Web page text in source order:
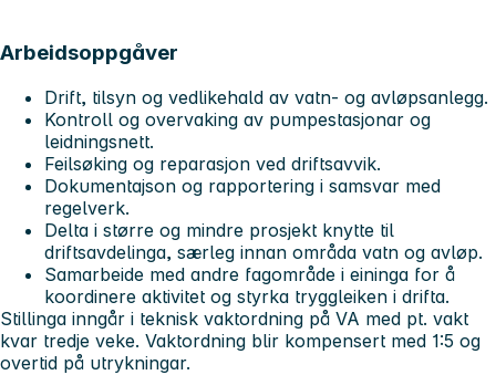
Arbeidsoppgåver
Drift, tilsyn og vedlikehald av vatn- og avløpsanlegg.
Kontroll og overvaking av pumpestasjonar og
leidningsnett.
Feilsøking og reparasjon ved driftsavvik.
Dokumentajson og rapportering i samsvar med
regelverk.
Delta i større og mindre prosjekt knytte til
driftsavdelinga, særleg innan områda vatn og avløp.
Samarbeide med andre fagområde i eininga for å
koordinere aktivitet og styrka tryggleiken i drifta.
Stillinga inngår i teknisk vaktordning på VA med pt. vakt
kvar tredje veke. Vaktordning blir kompensert med 1:5 og
overtid på utrykningar.